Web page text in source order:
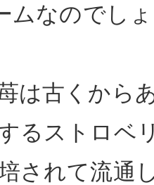
ムなのでし
は古くから
るストロベ
されて流通